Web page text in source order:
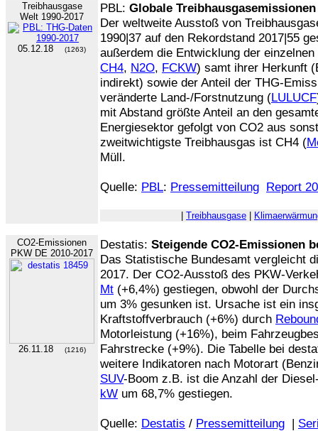
Treibhausgase
Welt 1990-2017
05.12.18 (1263)
PBL: Globale Treibhausgasemissionen
Der weltweite Ausstoß von
1990|37 auf den Rekordstand 2017|55
außerdem die Entwicklung der
CH4, N2O, FCKW) samt ihrer Herkunft
indirekt) sowie der Anteil der THG-
veränderte Land-/Forstnutzung (LULUCF
mit Abstand größte Anteil an den
Energiesektor gefolgt von CO2 aus
zweitwichtigste Treibhausgas ist CH4 (
Müll.
Quelle: PBL: Pressemitteilung Report
Treibhausgase
CO2-Emissionen
PKW DE 2010-2017
26.11.18 (1216)
Destatis: Steigende CO2-Emissionen
Das Statistische Bundesamt vergleicht
2017. Der CO2-Ausstoß des PKW-
Mt (+6,4%) gestiegen, obwohl der
um 3% gesunken ist. Ursache ist ein
Kraftstoffverbrauch (+6%) durch
Motorleistung (+16%), beim
Fahrstrecke (+9%). Die Tabelle bei
weitere Indikatoren nach Motorart
SUV-Boom z.B. ist die Anzahl der
kW um 68,7% gestiegen.
Quelle: Destatis / Pressemitteilung |